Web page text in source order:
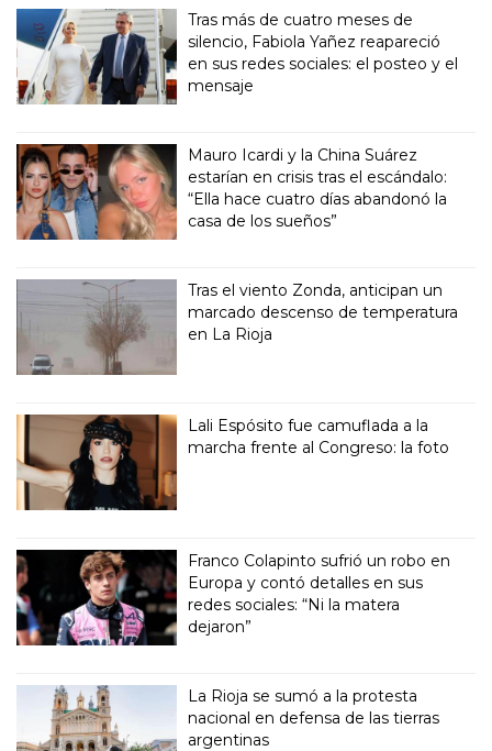
Tras más de cuatro meses de
silencio, Fabiola Yañez reapareció
en sus redes sociales: el posteo y el
mensaje
Mauro Icardi y la China Suárez
estarían en crisis tras el escándalo:
“Ella hace cuatro días abandonó la
casa de los sueños”
Tras el viento Zonda, anticipan un
marcado descenso de temperatura
en La Rioja
Lali Espósito fue camuflada a la
marcha frente al Congreso: la foto
Franco Colapinto sufrió un robo en
Europa y contó detalles en sus
redes sociales: “Ni la matera
dejaron”
La Rioja se sumó a la protesta
nacional en defensa de las tierras
argentinas